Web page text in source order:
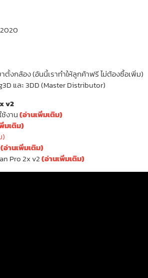
งกล้อง (อันนี้เราทำให้ลูกค้าฟรี ไม่ต้องซื้อเพิ่ม)
และ 3DD (Master Distributor)
v2
งาน(อ่านเพิ่มเติม)
มเติม)
)
(อ่านเพิ่มเติม)
Pro 2x v2(อ่านเพิ่มเติม)